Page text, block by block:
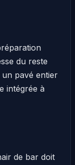
du reste
pavé entier
intégrée à
de bar doit